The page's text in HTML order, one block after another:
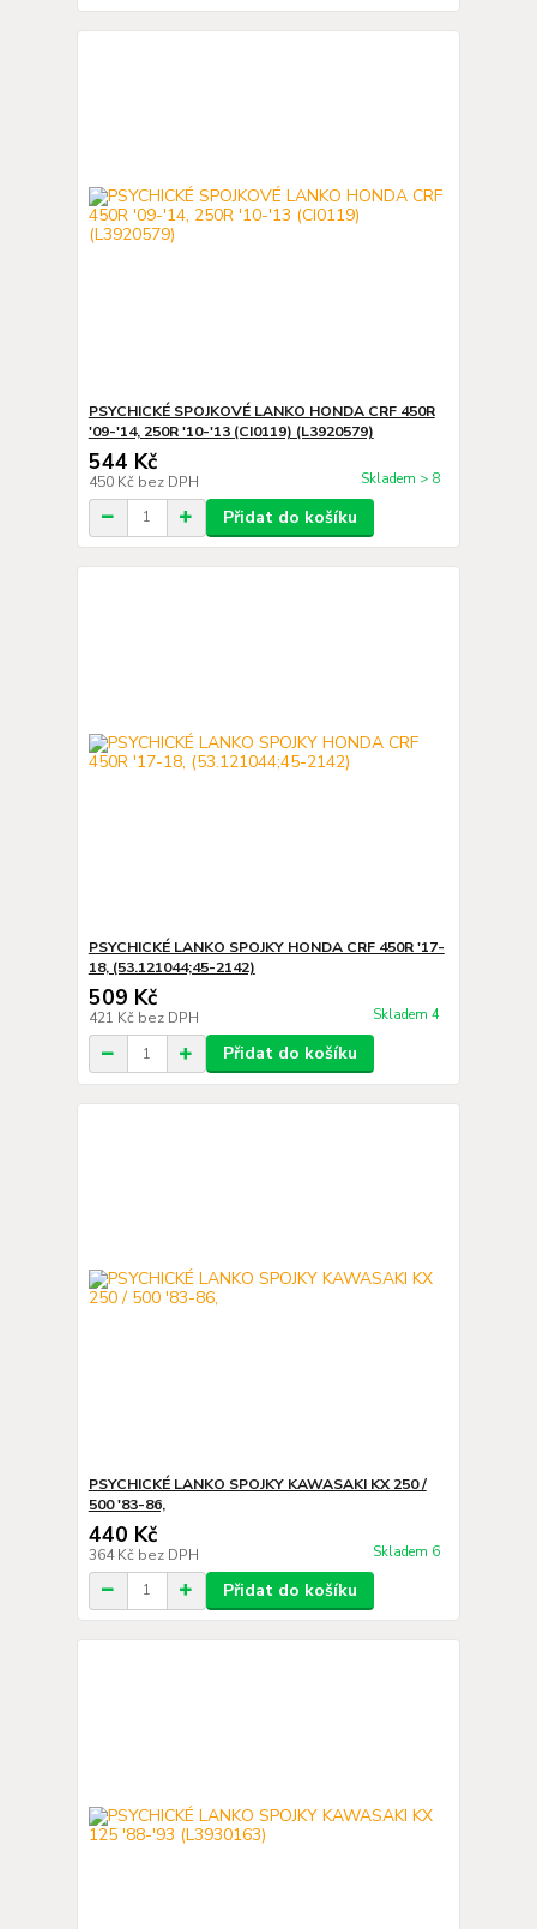
PSYCHICKÉ SPOJKOVÉ LANKO HONDA CRF 450R
'09-'14, 250R '10-'13 (CI0119) (L3920579)
544 Kč
450 Kč bez DPH Skladem > 8
Přidat do košíku
PSYCHICKÉ LANKO SPOJKY HONDA CRF 450R '17-
18, (53.121044;45-2142)
509 Kč
421 Kč bez DPH Skladem 4
Přidat do košíku
PSYCHICKÉ LANKO SPOJKY KAWASAKI KX 250 /
500 '83-86,
440 Kč
364 Kč bez DPH Skladem 6
Přidat do košíku